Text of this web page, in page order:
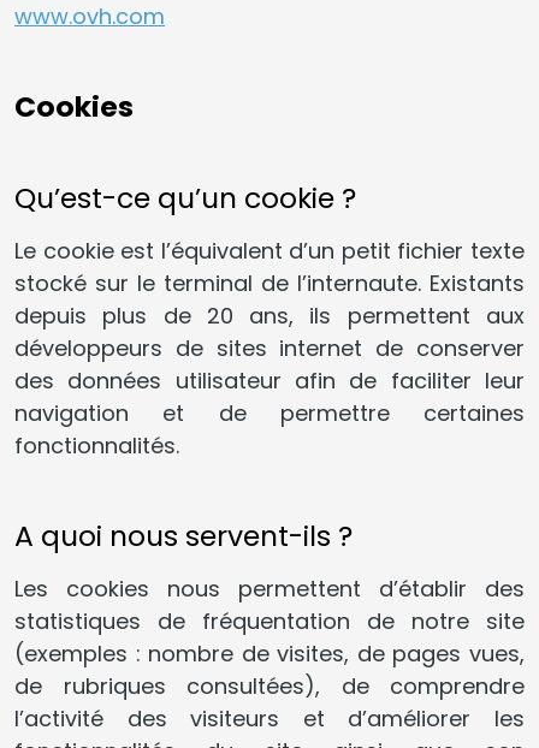
www.ovh.com
Cookies
Qu’est-ce qu’un cookie ?
Le cookie est l’équivalent d’un petit fichier texte
stocké sur le terminal de l’internaute. Existants
depuis plus de 20 ans, ils permettent aux
développeurs de sites internet de conserver
des données utilisateur afin de faciliter leur
navigation et de permettre certaines
fonctionnalités.
A quoi nous servent-ils ?
Les cookies nous permettent d’établir des
statistiques de fréquentation de notre site
(exemples : nombre de visites, de pages vues,
de rubriques consultées), de comprendre
l’activité des visiteurs et d’améliorer les